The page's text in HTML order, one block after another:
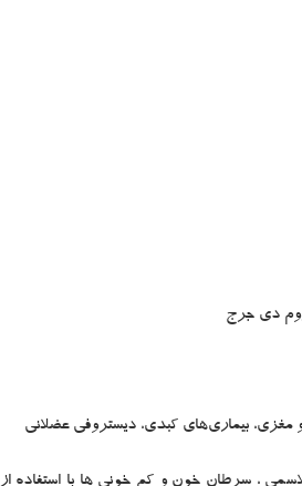
دی جرج
مغزی، بیماری‌های کبدی، دیستروفی عضلانی
، سرطان خون و کم خونی ها با استفاده از